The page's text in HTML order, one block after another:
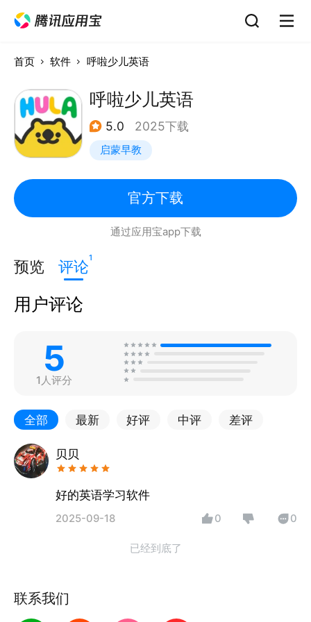
首页 软件 呼啦少儿英语
呼啦少儿英语
5.0 2025下载
启蒙早教
官方下载
通过应用宝app下载
预览 评论1
用户评论
5
1人评分
全部 最新 好评 中评 差评
贝贝
好的英语学习软件
2025-09-18 0 0
已经到底了
联系我们